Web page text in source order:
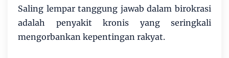
Saling lempar tanggung jawab dalam birokrasi
adalah penyakit kronis yang seringkali
mengorbankan kepentingan rakyat.